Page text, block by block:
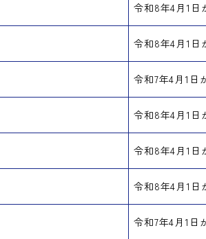
令和8年4月1日
令和8年4月1日
令和7年4月1日
令和8年4月1日
令和8年4月1日
令和8年4月1日
令和7年4月1日